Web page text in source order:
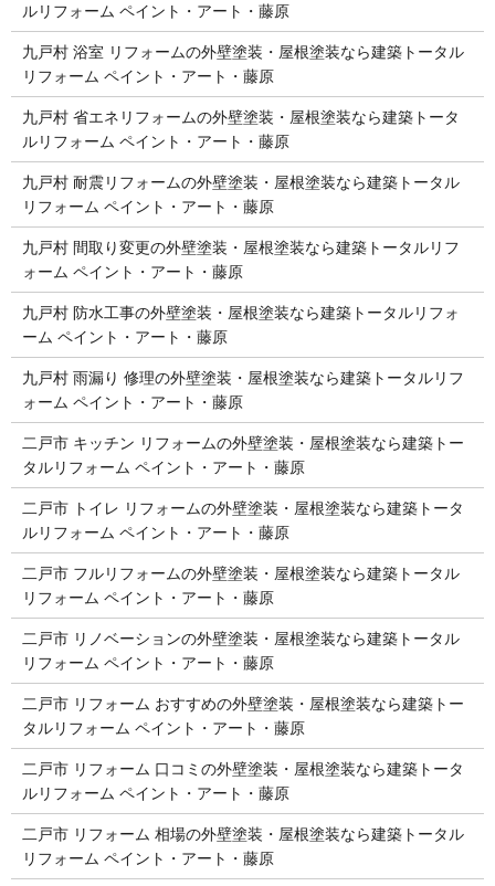
ルリフォーム ペイント・アート・藤原
九戸村 浴室 リフォームの外壁塗装・屋根塗装なら建築トータル
リフォーム ペイント・アート・藤原
九戸村 省エネリフォームの外壁塗装・屋根塗装なら建築トータ
ルリフォーム ペイント・アート・藤原
九戸村 耐震リフォームの外壁塗装・屋根塗装なら建築トータル
リフォーム ペイント・アート・藤原
九戸村 間取り変更の外壁塗装・屋根塗装なら建築トータルリフ
ォーム ペイント・アート・藤原
九戸村 防水工事の外壁塗装・屋根塗装なら建築トータルリフォ
ーム ペイント・アート・藤原
九戸村 雨漏り 修理の外壁塗装・屋根塗装なら建築トータルリフ
ォーム ペイント・アート・藤原
二戸市 キッチン リフォームの外壁塗装・屋根塗装なら建築トー
タルリフォーム ペイント・アート・藤原
二戸市 トイレ リフォームの外壁塗装・屋根塗装なら建築トータ
ルリフォーム ペイント・アート・藤原
二戸市 フルリフォームの外壁塗装・屋根塗装なら建築トータル
リフォーム ペイント・アート・藤原
二戸市 リノベーションの外壁塗装・屋根塗装なら建築トータル
リフォーム ペイント・アート・藤原
二戸市 リフォーム おすすめの外壁塗装・屋根塗装なら建築トー
タルリフォーム ペイント・アート・藤原
二戸市 リフォーム 口コミの外壁塗装・屋根塗装なら建築トータ
ルリフォーム ペイント・アート・藤原
二戸市 リフォーム 相場の外壁塗装・屋根塗装なら建築トータル
リフォーム ペイント・アート・藤原